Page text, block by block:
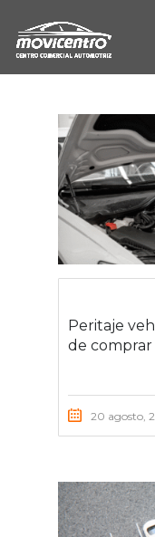
Peritaje
de
20 agosto,